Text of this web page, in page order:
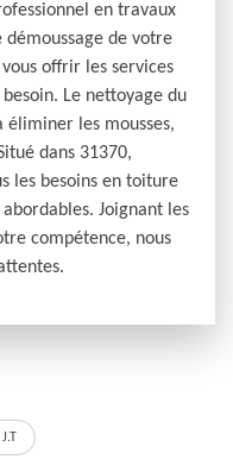
en travaux
de votre
offrir les services
Le nettoyage du
éliminer les mousses,
dans 31370,
les besoins en toiture
Joignant les
compétence, nous